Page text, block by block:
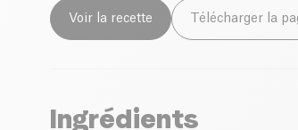
Voir la recette Télécharger la
Ingrédients